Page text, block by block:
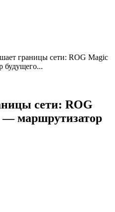
границы сети: ROG Magic
будущего...
сети: ROG
маршрутизатор